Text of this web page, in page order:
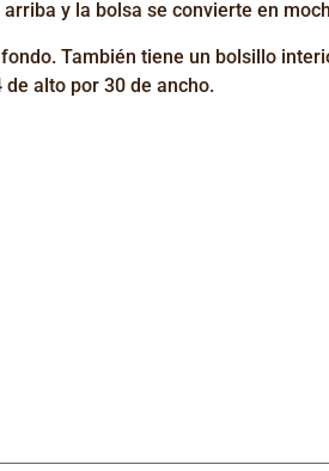
y la bolsa se convierte en
También tiene un bolsillo
alto por 30 de ancho.